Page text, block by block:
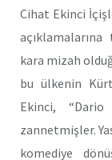
Cihat Ekinci
kara mizah
bu ülkenin
Ekinci,
zannetmişler.
komediye